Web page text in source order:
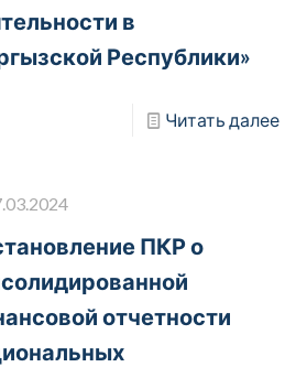
в
Республики»
Читать далее
ПКР о
отчетности